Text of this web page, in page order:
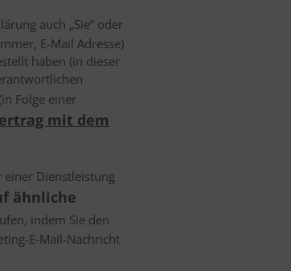
auch „Sie” oder
E-Mail Adresse)
haben (in dieser
(in Folge einer
mit dem
Dienstleistung
ähnliche
indem Sie den
E-Mail-Nachricht